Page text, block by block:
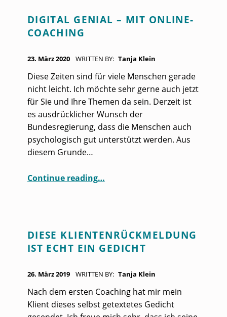
DIGITAL GENIAL – MIT ONLINE-
COACHING
23. März 2020 WRITTEN BY: Tanja Klein
Diese Zeiten sind für viele Menschen gerade
nicht leicht. Ich möchte sehr gerne auch jetzt
für Sie und Ihre Themen da sein. Derzeit ist
es ausdrücklicher Wunsch der
Bundesregierung, dass die Menschen auch
psychologisch gut unterstützt werden. Aus
diesem Grunde…
Continue reading“Digital genial – mit Online-Coaching”
…
DIESE KLIENTENRÜCKMELDUNG
IST ECHT EIN GEDICHT
26. März 2019 WRITTEN BY: Tanja Klein
Nach dem ersten Coaching hat mir mein
Klient dieses selbst getextetes Gedicht